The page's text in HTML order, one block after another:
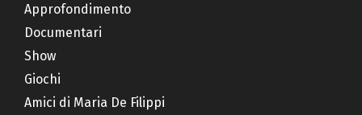
Approfondimento
Documentari
Show
Giochi
Amici di Maria De Filippi